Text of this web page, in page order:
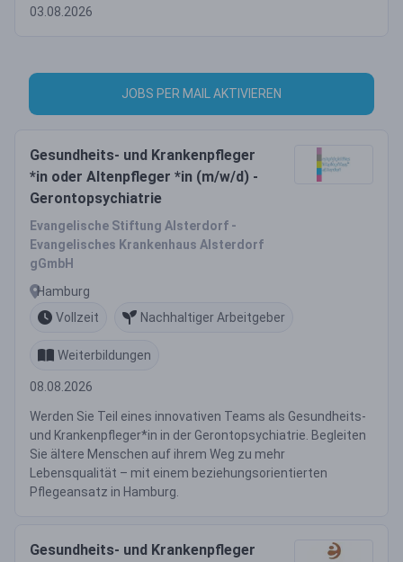
03.08.2026
JOBS PER MAIL AKTIVIEREN
Gesundheits- und Krankenpfleger
*in oder Altenpfleger *in (m/w/d) -
Gerontopsychiatrie
Evangelische Stiftung Alsterdorf -
Evangelisches Krankenhaus Alsterdorf
gGmbH
Hamburg
Vollzeit
Nachhaltiger Arbeitgeber
Weiterbildungen
08.08.2026
Werden Sie Teil eines innovativen Teams als Gesundheits-
und Krankenpfleger*in in der Gerontopsychiatrie. Begleiten
Sie ältere Menschen auf ihrem Weg zu mehr
Lebensqualität – mit einem beziehungsorientierten
Pflegeansatz in Hamburg.
Gesundheits- und Krankenpfleger